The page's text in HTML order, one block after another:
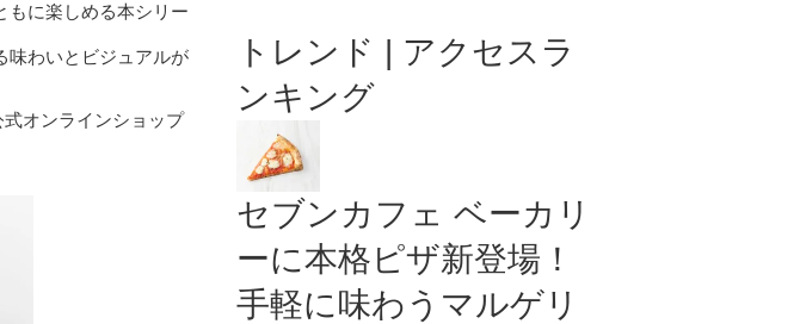
もに楽しめる本シリー
味わいとビジュアルが
オンラインショップ
トレンド | アクセスラ
ンキング
セブンカフェ ベーカリ
ーに本格ピザ新登場！
手軽に味わうマルゲリ